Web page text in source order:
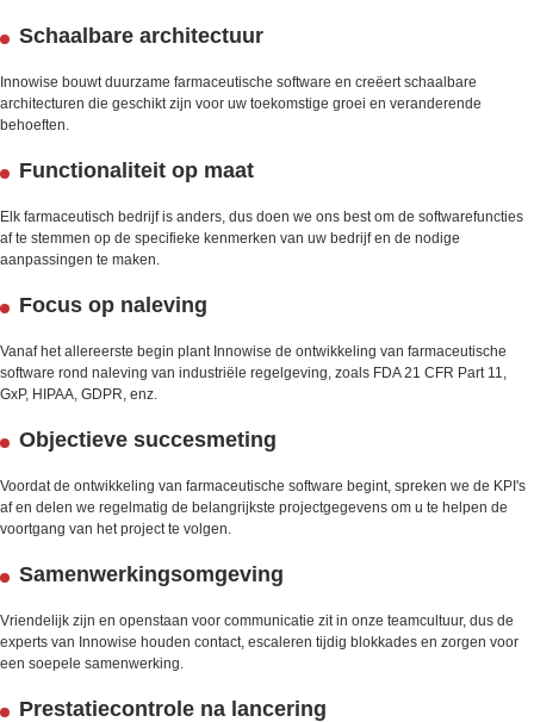
Schaalbare architectuur
Innowise bouwt duurzame farmaceutische software en creëert schaalbare
architecturen die geschikt zijn voor uw toekomstige groei en veranderende
behoeften.
Functionaliteit op maat
Elk farmaceutisch bedrijf is anders, dus doen we ons best om de softwarefuncties
af te stemmen op de specifieke kenmerken van uw bedrijf en de nodige
aanpassingen te maken.
Focus op naleving
Vanaf het allereerste begin plant Innowise de ontwikkeling van farmaceutische
software rond naleving van industriële regelgeving, zoals FDA 21 CFR Part 11,
GxP, HIPAA, GDPR, enz.
Objectieve succesmeting
Voordat de ontwikkeling van farmaceutische software begint, spreken we de KPI's
af en delen we regelmatig de belangrijkste projectgegevens om u te helpen de
voortgang van het project te volgen.
Samenwerkingsomgeving
Vriendelijk zijn en openstaan voor communicatie zit in onze teamcultuur, dus de
experts van Innowise houden contact, escaleren tijdig blokkades en zorgen voor
een soepele samenwerking.
Prestatiecontrole na lancering